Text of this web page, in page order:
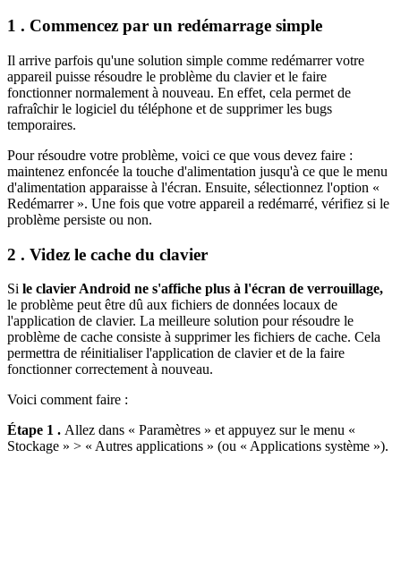
1 . Commencez par un redémarrage simple
Il arrive parfois qu'une solution simple comme redémarrer votre
appareil puisse résoudre le problème du clavier et le faire
fonctionner normalement à nouveau. En effet, cela permet de
rafraîchir le logiciel du téléphone et de supprimer les bugs
temporaires.
Pour résoudre votre problème, voici ce que vous devez faire :
maintenez enfoncée la touche d'alimentation jusqu'à ce que le menu
d'alimentation apparaisse à l'écran. Ensuite, sélectionnez l'option «
Redémarrer ». Une fois que votre appareil a redémarré, vérifiez si le
problème persiste ou non.
2 . Videz le cache du clavier
Si le clavier Android ne s'affiche plus à l'écran de verrouillage,
le problème peut être dû aux fichiers de données locaux de
l'application de clavier. La meilleure solution pour résoudre le
problème de cache consiste à supprimer les fichiers de cache. Cela
permettra de réinitialiser l'application de clavier et de la faire
fonctionner correctement à nouveau.
Voici comment faire :
Étape 1 . Allez dans « Paramètres » et appuyez sur le menu «
Stockage » > « Autres applications » (ou « Applications système »).